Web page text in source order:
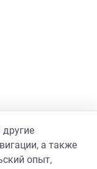
а также
опыт,